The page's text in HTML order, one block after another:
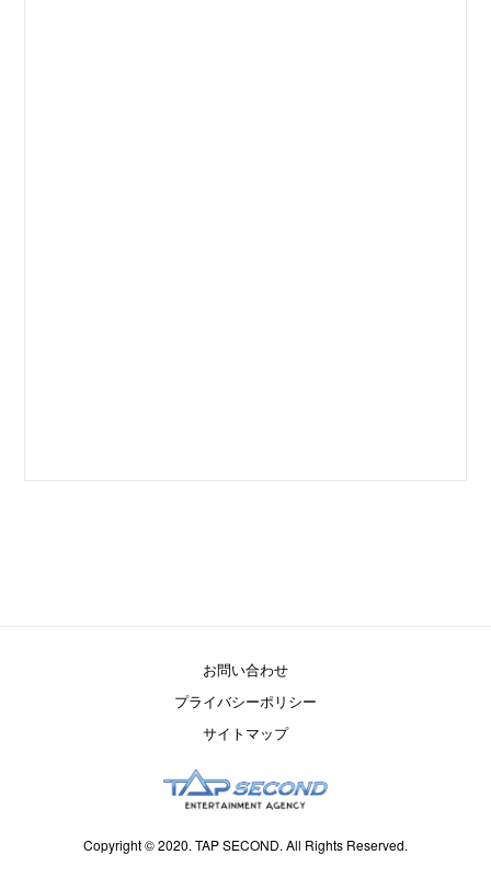
お問い合わせ
プライバシーポリシー
サイトマップ
Copyright © 2020. TAP SECOND. All Rights Reserved.